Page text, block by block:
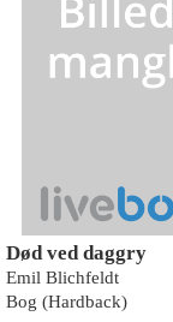
Død ved daggry
Emil Blichfeldt
Bog (Hardback)